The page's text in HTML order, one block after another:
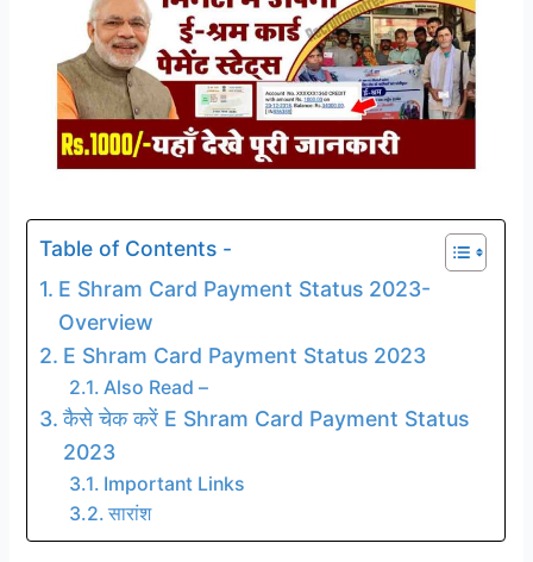
Table of Contents -
E Shram Card Payment Status 2023-
Overview
E Shram Card Payment Status 2023
Also Read –
कैसे चेक करें E Shram Card Payment Status
2023
Important Links
सारांश